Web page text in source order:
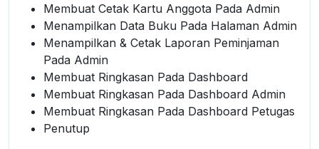
Membuat Cetak Kartu Anggota Pada Admin
Menampilkan Data Buku Pada Halaman Admin
Menampilkan & Cetak Laporan Peminjaman
Pada Admin
Membuat Ringkasan Pada Dashboard
Membuat Ringkasan Pada Dashboard Admin
Membuat Ringkasan Pada Dashboard Petugas
Penutup